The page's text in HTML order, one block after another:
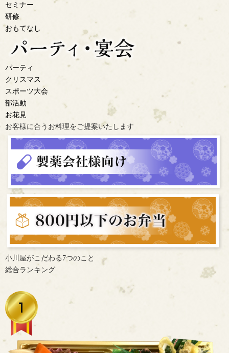
セミナー
研修
おもてなし
パーティ
クリスマス
スポーツ大会
部活動
お花見
お客様に合うお料理を ご提案いたします
小川屋がこだわる7つのこと
総合ランキング